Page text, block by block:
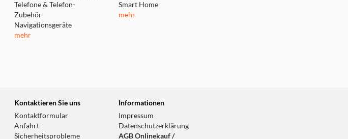
Telefone & Telefon-
Zubehör
Navigationsgeräte
mehr
Smart Home
mehr
Kontaktieren Sie uns
Kontaktformular
Anfahrt
Sicherheitsprobleme
Informationen
Impressum
Datenschutzerklärung
AGB Onlinekauf /